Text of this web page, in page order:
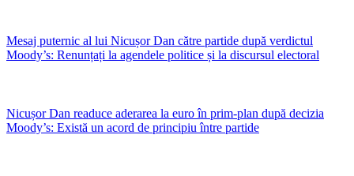
Mesaj puternic al lui Nicușor Dan către partide după verdictul
Moody’s: Renunțați la agendele politice și la discursul electoral
Nicușor Dan readuce aderarea la euro în prim-plan după decizia
Moody’s: Există un acord de principiu între partide